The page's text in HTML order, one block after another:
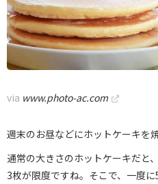
via www.photo-ac.com
週末のお昼などにホットケーキを
通常の大きさのホットケーキだと
3枚が限度ですね。そこで、一度